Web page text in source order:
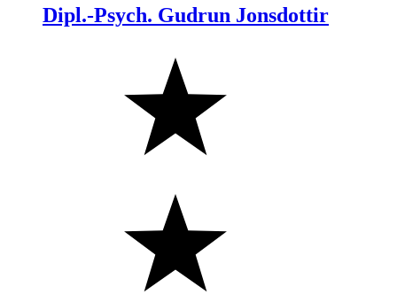
Dipl.-Psych. Gudrun Jonsdottir